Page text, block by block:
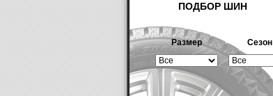
ПОДБОР ШИН
Размер Сезон